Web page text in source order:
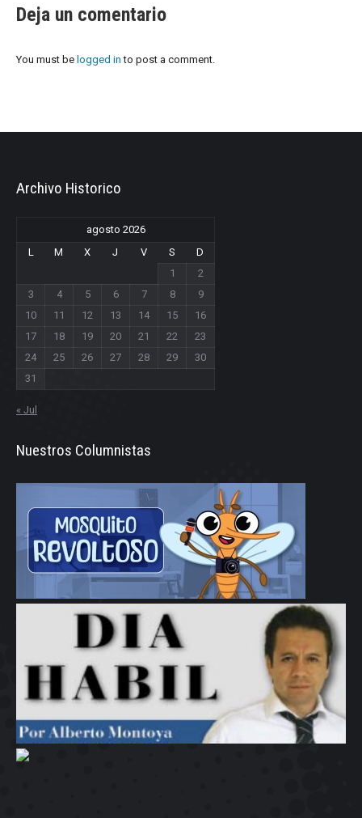
Deja un comentario
You must be logged in to post a comment.
Archivo Historico
agosto 2026
L
M X J V S
D
1
2
3
4 5 6 7 8
9
10
11 12 13 14 15
16
17
18 19 20 21 22
23
24
25 26 27 28 29
30
31
« Jul
Nuestros Columnistas